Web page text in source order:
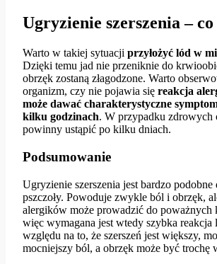
Ugryzienie szerszenia –
Warto w takiej sytuacji przyłożyć lód w
Dzięki temu jad nie przeniknie do
obrzęk zostaną złagodzone. Warto
organizm, czy nie pojawia się reakcja
może dawać charakterystyczne
kilku godzinach. W przypadku zdrowych
powinny ustąpić po kilku dniach.
Podsumowanie
Ugryzienie szerszenia jest bardzo podobne
pszczoły. Powoduje zwykle ból i obrzęk,
alergików może prowadzić do poważnych
więc wymagana jest wtedy szybka reakcja
względu na to, że szerszeń jest większy,
mocniejszy ból, a obrzęk może być trochę